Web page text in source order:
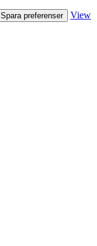
Spara preferenser
View